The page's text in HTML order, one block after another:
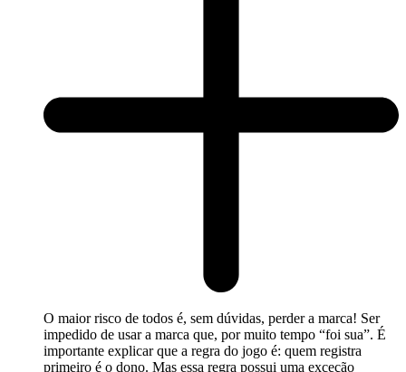
O maior risco de todos é, sem dúvidas, perder a marca! Ser
impedido de usar a marca que, por muito tempo “foi sua”. É
importante explicar que a regra do jogo é: quem registra
primeiro é o dono. Mas essa regra possui uma exceção